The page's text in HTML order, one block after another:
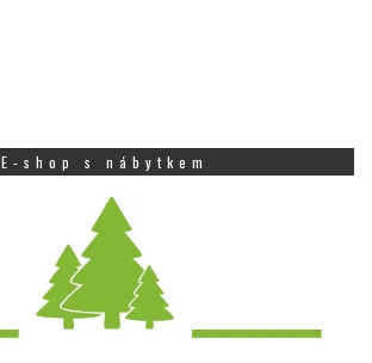
E-shop s nábytkem